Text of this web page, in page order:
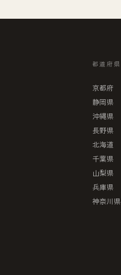
都道府県
京都府
静岡県
沖縄県
長野県
北海道
千葉県
山梨県
兵庫県
神奈川県